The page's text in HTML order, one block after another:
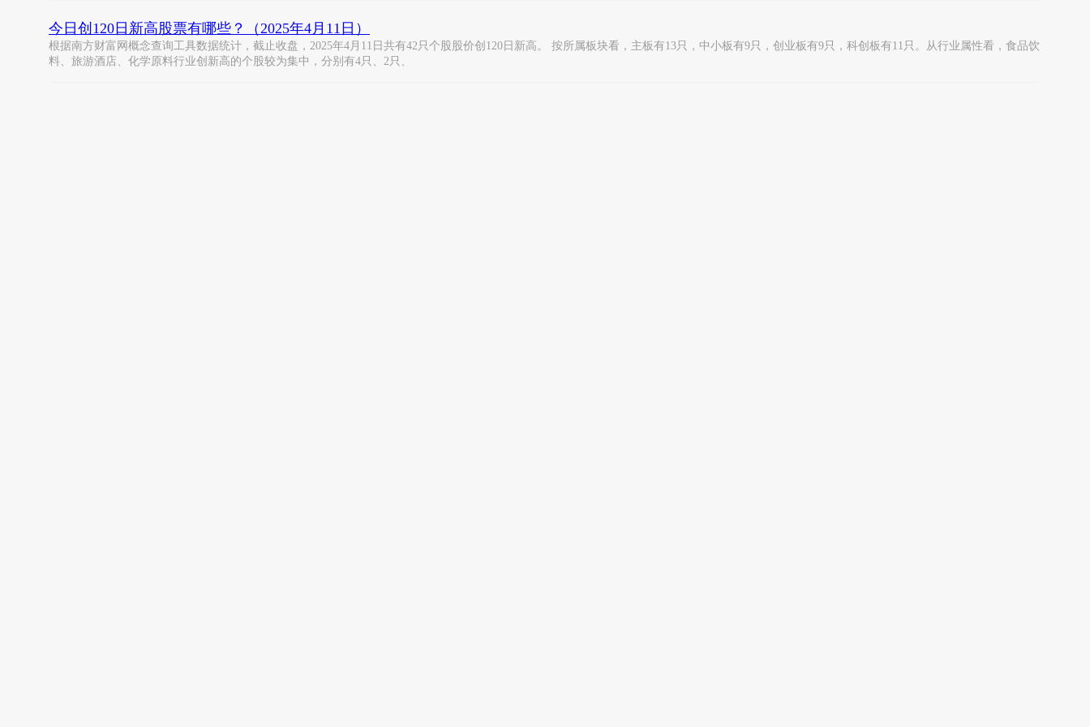
今日创120日新高股票有哪些？（2025年4月11日）
根据南方财富网概念查询工具数据统计，截止收盘，2025年4月11日共有42只个股股价创120日新高。 按所属板块看，主板有13只，中小板有9只，创业板有9只，科创板有11只。从行业属性看，食品饮
料、旅游酒店、化学原料行业创新高的个股较为集中，分别有4只、2只、